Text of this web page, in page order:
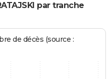
par tranche
de décès (source :